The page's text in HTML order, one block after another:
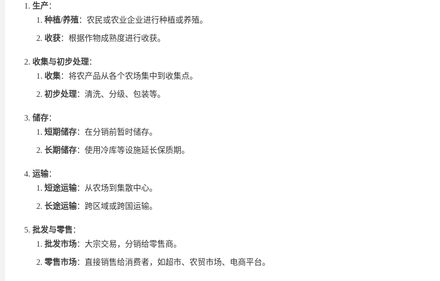
生产：
种植/养殖：农民或农业企业进行种植或养殖。
收获：根据作物成熟度进行收获。
收集与初步处理：
收集：将农产品从各个农场集中到收集点。
初步处理：清洗、分级、包装等。
储存：
短期储存：在分销前暂时储存。
长期储存：使用冷库等设施延长保质期。
运输：
短途运输：从农场到集散中心。
长途运输：跨区域或跨国运输。
批发与零售 ：
批发市场：大宗交易，分销给零售商。
零售市场：直接销售给消费者，如超市、农贸市场、电商平台。